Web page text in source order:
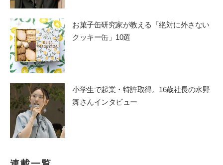
お菓子缶研究家が教える「絶対に外さない
クッキー缶」10選
小学生で起業・特許取得。16歳社長の水野
舞さんインタビュー